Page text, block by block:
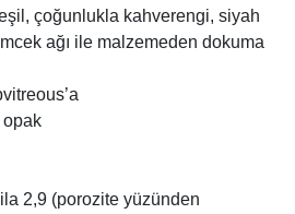
çoğunlukla kahverengi, siyah
ağı ile malzemeden dokuma
opak
2,9 (porozite yüzünden